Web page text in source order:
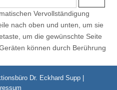
E
Vervollständigung
nach oben und unten, um sie
um die gewünschte Seite
können durch Berührung
Dr. Eckhard Supp |